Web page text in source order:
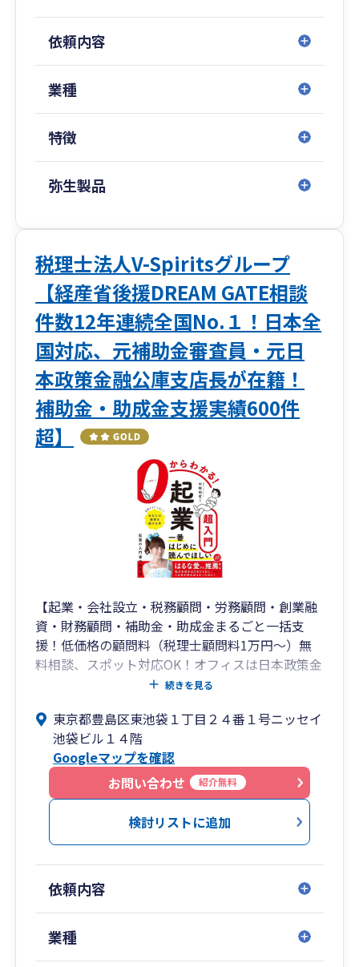
ることが弊事務所のモットーです。
訪問対応エリアは東京都、埼玉県及び富山県を中
相談も承ります。ぜひ、弊所のホームページから
ご連絡ください。
（https://tax-rescue.org/ ）を運営しています。
依頼内容
業種
特徴
弥生製品
税理士法人V-Spiritsグループ
【経産省後援DREAM GATE相談
件数12年連続全国No.１！日本全
国対応、元補助金審査員・元日
本政策金融公庫支店長が在籍！
補助金・助成金支援実績600件
超】
【起業・会社設立・税務顧問・労務顧問・創業融
資・財務顧問・補助金・助成金まるごと一括支
援！低価格の顧問料（税理士顧問料1万円～）無
料相談、スポット対応OK！オフィスは日本政策金
融公庫池袋支店と同じビル、公庫・信用金庫・信
18冊、累計販売20万部、メディア掲載実績多数】
税理士法人V-Spiritsグループは、起業家やベンチ
ャー企業、中小企業向けの総合的な経営支援を行
うプロフェッショナル集団です。
当グループは、税理士法人を母体として税理士/社
労士/行政書士/中小企業診断士/FP/元補助金審査
員/元日本政策金融公庫支店長/元銀行法人融資担
流の実務経験を積んだ専門家が経営者の経営上の
課題を多角的に検討し、最適解を提供することで
信頼を積み重ねてきました。
続きを見る
東京都豊島区東池袋１丁目２４番１号ニッセイ
池袋ビル１４階
Googleマップを確認
お問い合わせ
紹介無料
検討リストに追加
依頼内容
業種